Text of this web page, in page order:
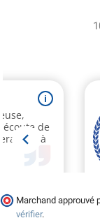
Marchand approuvé
vérifier.